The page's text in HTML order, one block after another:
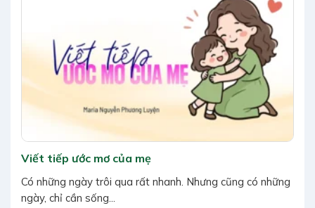
Viết tiếp ước mơ của mẹ
Có những ngày trôi qua rất nhanh. Nhưng cũng có những
ngày, chỉ cần sống...